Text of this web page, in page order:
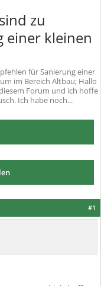
zu
einer kleinen
für Sanierung einer
im Bereich Altbau; Hallo
Forum und ich hoffe
Ich habe noch...
#1